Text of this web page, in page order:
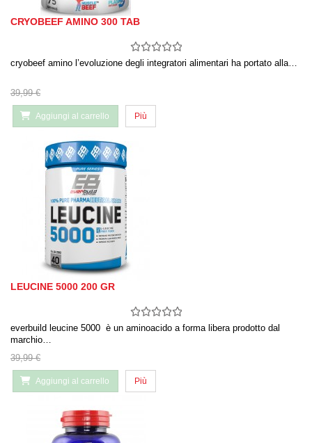
CRYOBEEF AMINO 300 TAB
cryobeef amino l’evoluzione degli integratori alimentari ha portato alla…
39,99 €
Aggiungi al carrello Più
LEUCINE 5000 200 GR
everbuild leucine 5000 è un aminoacido a forma libera prodotto dal
marchio…
39,99 €
Aggiungi al carrello Più